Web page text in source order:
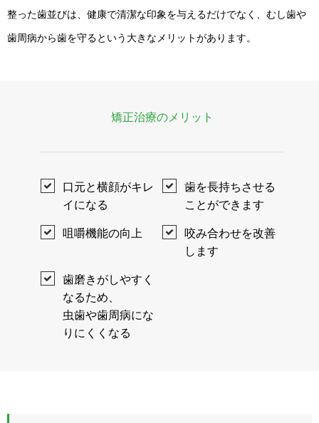
整った歯並びは、健康で清潔な印象を与えるだけでなく、むし歯や
歯周病から歯を守るという大きなメリットがあります。
矯正治療のメリット
口元と横顔がキレ
イになる
歯を長持ちさせる
ことができます
咀嚼機能の向上
咬み合わせを改善
します
歯磨きがしやすく
なるため、
虫歯や歯周病にな
りにくくなる